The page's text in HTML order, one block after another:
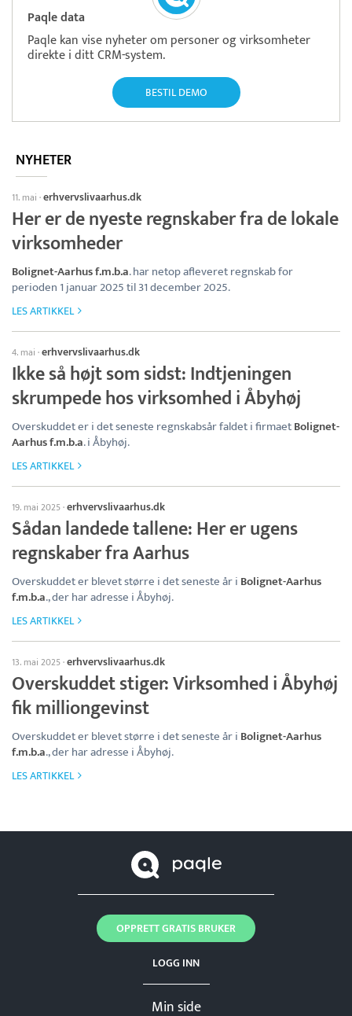
Paqle data
Paqle kan vise nyheter om personer og virksomheter
direkte i ditt CRM-system.
BESTIL DEMO
NYHETER
11. mai ·erhvervslivaarhus.dk
Her er de nyeste regnskaber fra de lokale
virksomheder
Bolignet-Aarhus f.m.b.a. har netop afleveret regnskab for
perioden 1 januar 2025 til 31 december 2025.
LES ARTIKKEL
4. mai ·erhvervslivaarhus.dk
Ikke så højt som sidst: Indtjeningen
skrumpede hos virksomhed i Åbyhøj
Overskuddet er i det seneste regnskabsår faldet i firmaetBolignet-
Aarhus f.m.b.a. i Åbyhøj.
LES ARTIKKEL
19. mai 2025·erhvervslivaarhus.dk
Sådan landede tallene: Her er ugens
regnskaber fra Aarhus
Overskuddet er blevet større i det seneste år i Bolignet-Aarhus
f.m.b.a., der har adresse i Åbyhøj.
LES ARTIKKEL
13. mai 2025·erhvervslivaarhus.dk
Overskuddet stiger: Virksomhed i Åbyhøj
fik milliongevinst
Overskuddet er blevet større i det seneste år i Bolignet-Aarhus
f.m.b.a., der har adresse i Åbyhøj.
LES ARTIKKEL
Min side
LOGG INN
OPPRETT GRATIS BRUKER